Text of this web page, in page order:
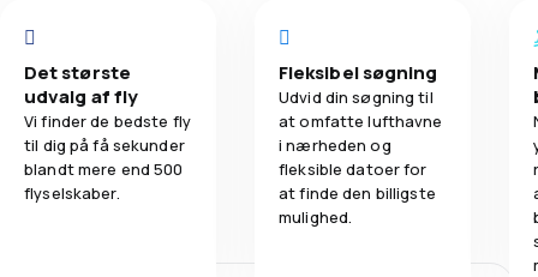
Det største
udvalg af fly
Vi finder de bedste fly
til dig på få sekunder
blandt mere end 500
flyselskaber.
Fleksibel søgning
Udvid din søgning til
at omfatte lufthavne
i nærheden og
fleksible datoer for
at finde den billigste
mulighed.